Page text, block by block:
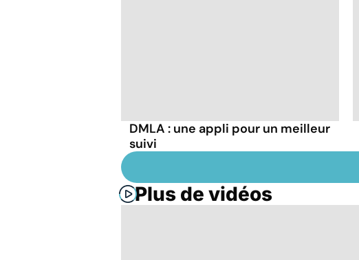
DMLA : une appli pour un meilleur
suivi
Plus de vidéos